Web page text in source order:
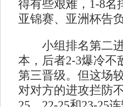
得有些艰难，1-8名
亚锦赛、亚洲杯告
小组排名第二进
本，后者2-3爆冷不
第三晋级。但这场
对对方的进攻拦防